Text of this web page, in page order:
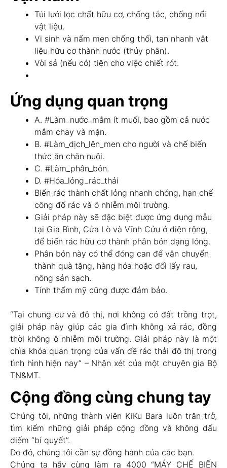
Túi lưới lọc chất hữu cơ, chống tắc, chống nổi
vật liệu.
Vi sinh và nấm men chống thối, tan nhanh vật
liệu hữu cơ thành nước (thủy phân).
Vòi sả (nếu có) tiện cho việc chiết rót.
Ứng dụng quan trọng
A. #Làm_nước_mắm ít muối, bao gồm cả nước
mắm chay và mặn.
B. #Làm_dịch_lên_men cho người và chế biến
thức ăn chăn nuôi.
C. #Làm_phân_bón.
D. #Hóa_lỏng_rác_thải
Biến rác thành chất lỏng nhanh chóng, hạn chế
công đổ rác và ô nhiễm môi trường.
Giải pháp này sẽ đặc biệt được ứng dụng mẫu
tại Gia Bình, Cửa Lò và Vĩnh Cửu ở diện rộng,
để biến rác hữu cơ thành phân bón dạng lỏng.
Phân bón này có thể đóng can để vận chuyển
thành quà tặng, hàng hóa hoặc đổi lấy rau,
nông sản sạch.
Tính thẩm mỹ cũng được đảm bảo.
“Tại chung cư và đô thị, nơi không có đất trồng trọt,
giải pháp này giúp các gia đình không xả rác, đồng
thời không ô nhiễm môi trường. Giải pháp này là một
chìa khóa quan trọng của vấn đề rác thải đô thị trong
tình hình hiện nay” – Nhận xét của một chuyên gia Bộ
TN&MT.
Cộng đồng cùng chung tay
Chúng tôi, những thành viên KiKu Bara luôn trăn trở,
tìm kiếm những giải pháp cộng đồng và không dấu
diếm “bí quyết”.
Do đó, chúng tôi cần sự đồng hành của các bạn.
Chúng ta hãy cùng làm ra 4000 “MÁY CHẾ BIẾN